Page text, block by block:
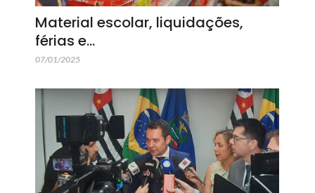
Material escolar, liquidações,
férias e…
07/01/2025